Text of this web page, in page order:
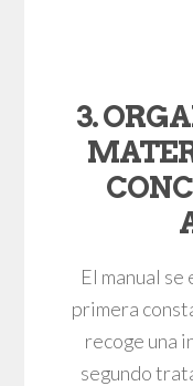
3.
El manual
primera
recoge una
segundo